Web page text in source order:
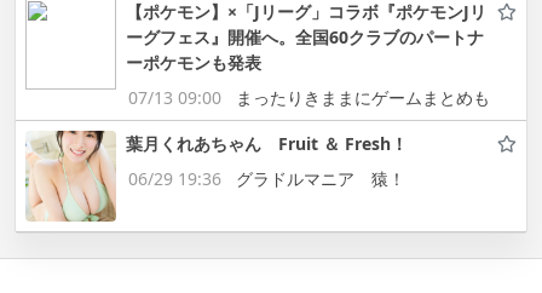
【ポケモン】×「Jリーグ」コラボ『ポケモンJリ
ーグフェス』開催へ。全国60クラブのパートナ
ーポケモンも発表
07/13 09:00
まったりきままにゲームまとめも
葉月くれあちゃん Fruit ＆ Fresh！
06/29 19:36
グラドルマニア 猿！